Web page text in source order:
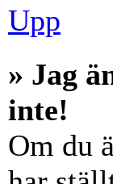
Upp
» Jag
inte!
Om du